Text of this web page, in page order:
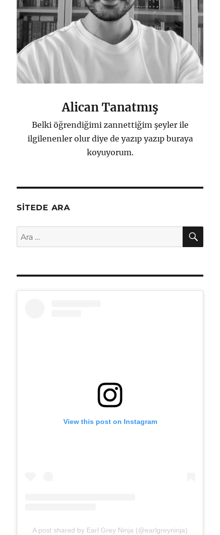
Alican Tanatmış
Belki öğrendiğimi zannettiğim şeyler ile
ilgilenenler olur diye de yazıp yazıp buraya
koyuyorum.
SITEDE ARA
Ara:
View this post on Instagram
A post shared by Earl Grey Ninja (@earlgreyninja)